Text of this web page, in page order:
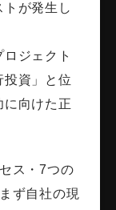
が発生し
ジェクト
資」と位
向けた正
ス・7つの
ず自社の現